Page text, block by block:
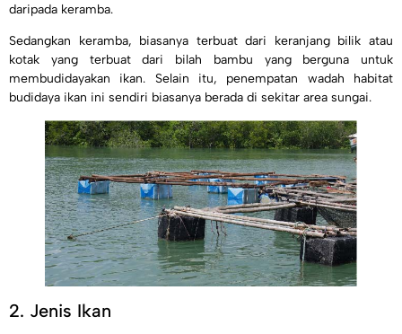
daripada keramba.
Sedangkan keramba, biasanya terbuat dari keranjang bilik atau
kotak yang terbuat dari bilah bambu yang berguna untuk
membudidayakan ikan. Selain itu, penempatan wadah habitat
budidaya ikan ini sendiri biasanya berada di sekitar area sungai.
2. Jenis Ikan